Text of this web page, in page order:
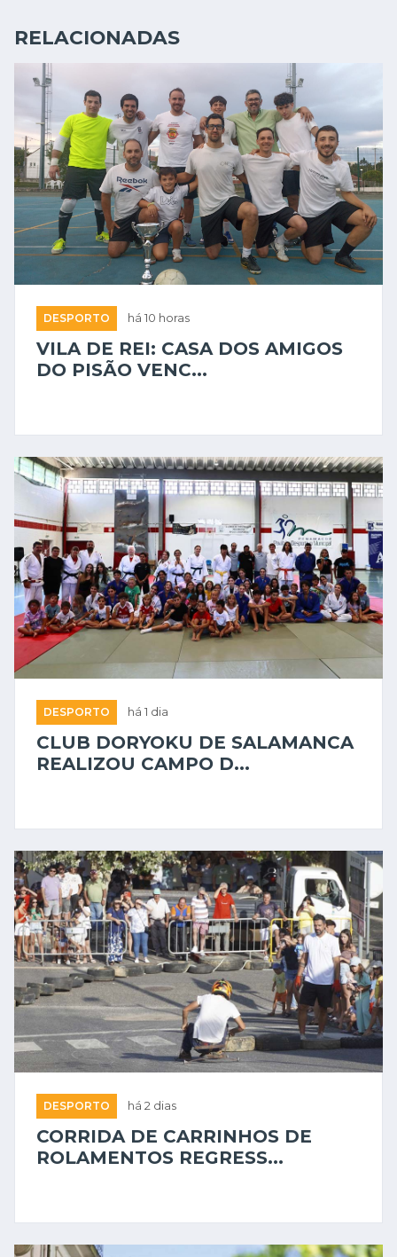
RELACIONADAS
DESPORTO há 10 horas
VILA DE REI: CASA DOS AMIGOS
DO PISÃO VENC...
DESPORTO há 1 dia
CLUB DORYOKU DE SALAMANCA
REALIZOU CAMPO D...
DESPORTO há 2 dias
CORRIDA DE CARRINHOS DE
ROLAMENTOS REGRESS...